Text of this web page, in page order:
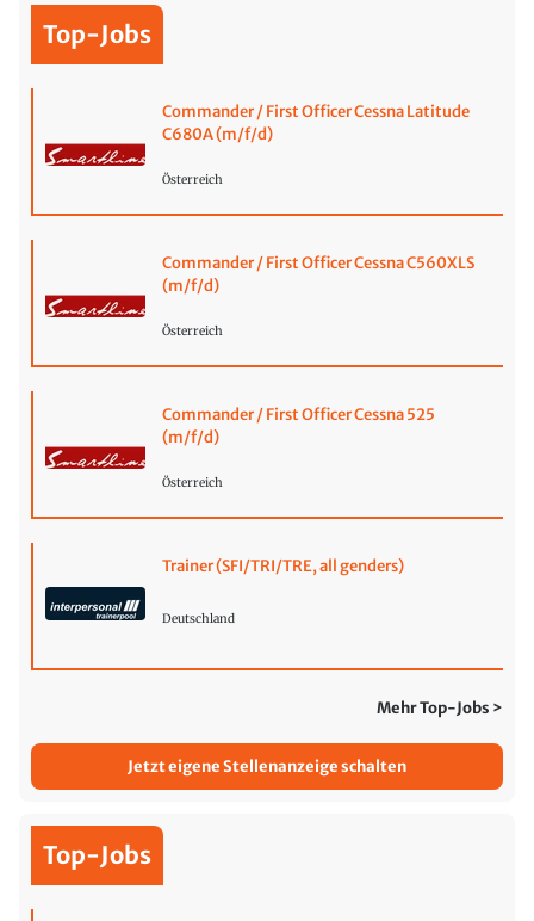
Top-Jobs
Commander / First Officer Cessna Latitude
C680A (m/f/d)
Österreich
Commander / First Officer Cessna C560XLS
(m/f/d)
Österreich
Commander / First Officer Cessna 525
(m/f/d)
Österreich
Trainer (SFI/TRI/TRE, all genders)
Deutschland
Mehr Top-Jobs >
Jetzt eigene Stellenanzeige schalten
Top-Jobs